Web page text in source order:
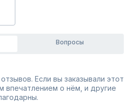
Вопросы
Если вы заказывали этот
впечатлением о нём, и другие